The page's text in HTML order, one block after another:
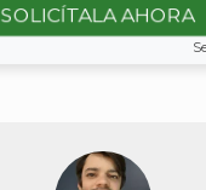
SOLICÍTALA AHORA